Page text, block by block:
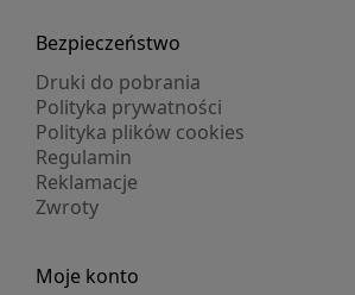
Bezpieczeństwo
Druki do pobrania
Polityka prywatności
Polityka plików cookies
Regulamin
Reklamacje
Zwroty
Moje konto